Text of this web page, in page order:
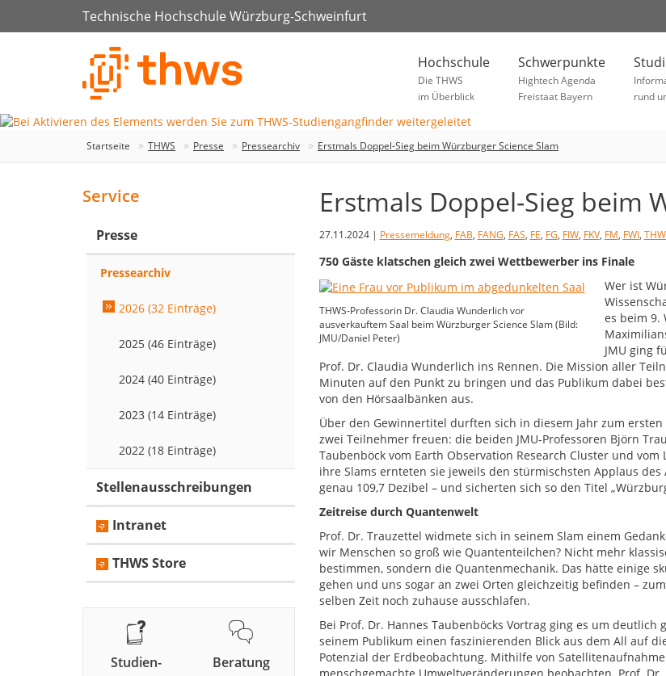
Technische Hochschule Würzburg-Schweinfurt
Hochschule
Die THWS
im Überblick
Schwerpunkte
Hightech Agenda
Freistaat Bayern
rund
Startseite THWS Presse Pressearchiv Erstmals Doppel-Sieg beim Würzburger Science Slam
Erstmals Doppel-Sieg beim
27.11.2024 | Pressemeldung, FAB, FANG, FAS, FE, FG, FIW, FKV, FM, FWI,
750 Gäste klatschen gleich zwei Wettbewerber ins Finale
THWS-Professorin Dr. Claudia Wunderlich vor
ausverkauftem Saal beim Würzburger Science Slam (Bild:
JMU/Daniel Peter)
Wer ist
es beim 9.
JMU ging
Prof. Dr. Claudia Wunderlich ins Rennen. Die Mission aller
Minuten auf den Punkt zu bringen und das Publikum dabei
von den Hörsaalbänken aus.
Über den Gewinnertitel durften sich in diesem Jahr zum
zwei Teilnehmer freuen: die beiden JMU-Professoren Björn
Taubenböck vom Earth Observation Research Cluster und
ihre Slams ernteten sie jeweils den stürmischsten Applaus
genau 109,7 Dezibel – und sicherten sich so den Titel
Zeitreise durch Quantenwelt
Prof. Dr. Trauzettel widmete sich in seinem Slam einem
wir Menschen so groß wie Quantenteilchen? Nicht mehr
bestimmen, sondern die Quantenmechanik. Das hätte einige
gehen und uns sogar an zwei Orten gleichzeitig befinden –
selben Zeit noch zuhause ausschlafen.
Bei Prof. Dr. Hannes Taubenböcks Vortrag ging es um
seinem Publikum einen faszinierenden Blick aus dem All auf
Potenzial der Erdbeobachtung. Mithilfe von
Service
Presse
Pressearchiv
2026 (32 Einträge)
2025 (46 Einträge)
2024 (40 Einträge)
2023 (14 Einträge)
2022 (18 Einträge)
Stellenausschreibungen
Intranet
THWS Store
Studien-
Beratung